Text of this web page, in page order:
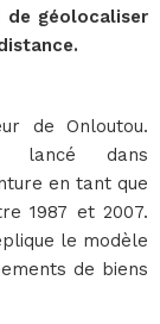
géolocaliser
de Onloutou.
lancé dans
en tant que
1987 et 2007.
le modèle
de biens